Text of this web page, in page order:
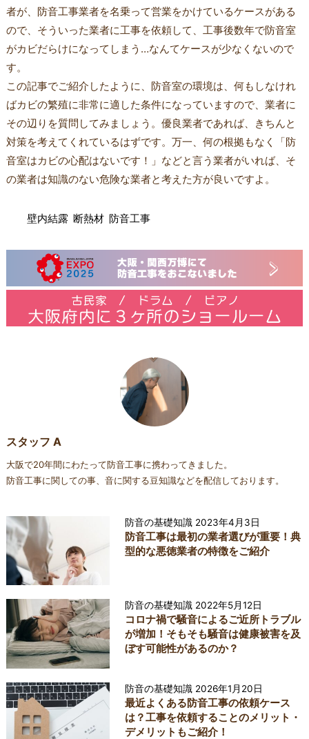
者が、防音工事業者を名乗って営業をかけているケースがある
ので、そういった業者に工事を依頼して、工事後数年で防音室
がカビだらけになってしまう…なんてケースが少なくないので
す。
この記事でご紹介したように、防音室の環境は、何もしなけれ
ばカビの繁殖に非常に適した条件になっていますので、業者に
その辺りを質問してみましょう。優良業者であれば、きちんと
対策を考えてくれているはずです。万一、何の根拠もなく「防
音室はカビの心配はないです！」などと言う業者がいれば、そ
の業者は知識のない危険な業者と考えた方が良いですよ。
壁内結露 断熱材 防音工事
スタッフ A
大阪で20年間にわたって防音工事に携わってきました。
防音工事に関しての事、音に関する豆知識などを配信しております。
防音の基礎知識 2023年4月3日
防音工事は最初の業者選びが重要！典
型的な悪徳業者の特徴をご紹介
防音の基礎知識 2022年5月12日
コロナ禍で騒音によるご近所トラブル
が増加！そもそも騒音は健康被害を及
ぼす可能性があるのか？
防音の基礎知識 2026年1月20日
最近よくある防音工事の依頼ケース
は？工事を依頼することのメリット・
デメリットもご紹介！